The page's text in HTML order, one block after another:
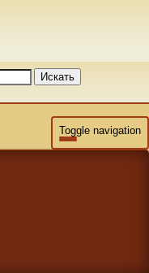
Искать
Toggle navigation